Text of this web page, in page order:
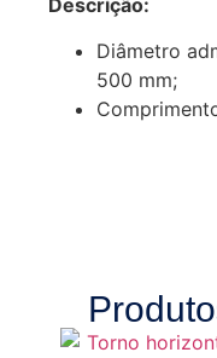
Descrição:
Diâmetro
500 mm;